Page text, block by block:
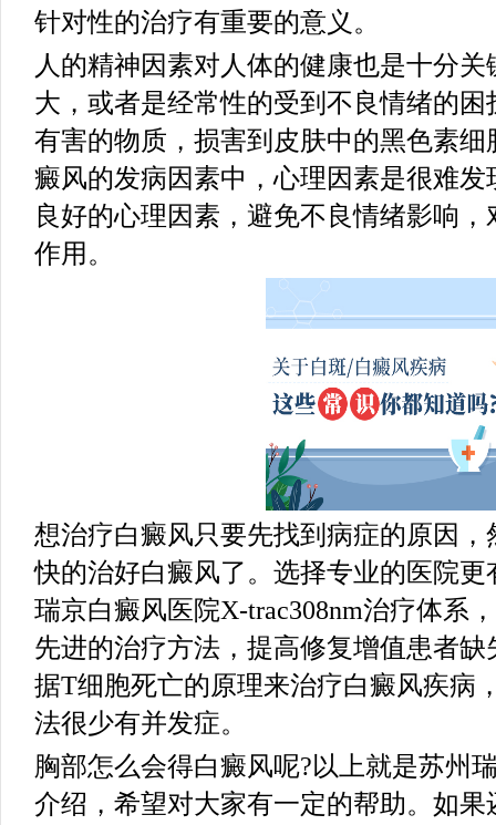
针对性的治疗有重要的意义。
人的精神因素对人体的健康也是十分
大，或者是经常性的受到不良情绪的
有害的物质，损害到皮肤中的黑色素
癜风的发病因素中，心理因素是很难
良好的心理因素，避免不良情绪影响
作用。
想治疗白癜风只要先找到病症的原因
快的治好白癜风了。选择专业的医院
瑞京白癜风医院X-trac308nm治疗体系
先进的治疗方法，提高修复增值患者
据T细胞死亡的原理来治疗白癜风疾病
法很少有并发症。
胸部怎么会得白癜风呢?以上就是苏州
介绍，希望对大家有一定的帮助。如